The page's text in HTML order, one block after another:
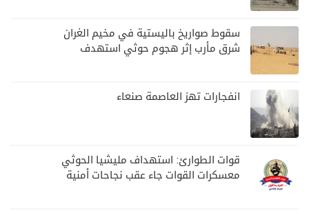
سقوط صواريخ باليستية في مخيم الغران
شرق مأرب إثر هجوم حوثي استهدف
انفجارات تهز العاصمة صنعاء
قوات الطوارئ: استهداف مليشيا الحوثي
معسكرات القوات جاء عقب نجاحات أمنية